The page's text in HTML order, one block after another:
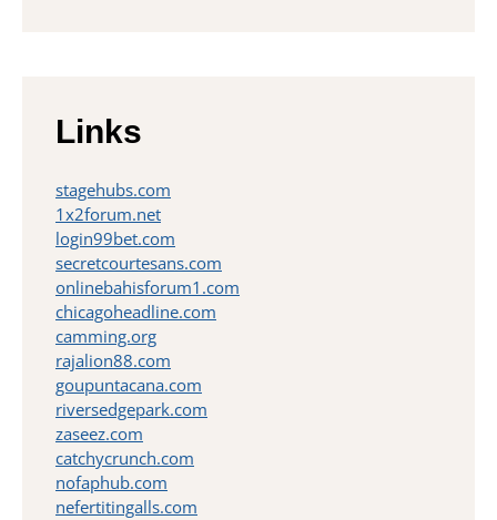
Links
stagehubs.com
1x2forum.net
login99bet.com
secretcourtesans.com
onlinebahisforum1.com
chicagoheadline.com
camming.org
rajalion88.com
goupuntacana.com
riversedgepark.com
zaseez.com
catchycrunch.com
nofaphub.com
nefertitingalls.com